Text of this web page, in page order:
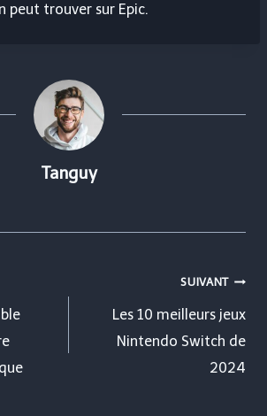
peut trouver sur Epic.
Tanguy
SUIVANT
Les 10 meilleurs jeux
Nintendo Switch de
2024